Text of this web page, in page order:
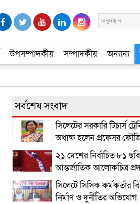
উপসম্পাদকীয় সম্পাদকীয় অন্যান্য
সর্বশেষ সংবাদ
সিলেটের সরকারি টিচার্স
অধ্যক্ষ হলেন প্রফেসর
২১ দেশের নির্বাচিত ৮১
আন্তর্জাতিক আলোকচিত্র
সিলেটে সিসিক কর্মকর্তার
নির্মাণ ও দুর্নীতির অভিযোগ